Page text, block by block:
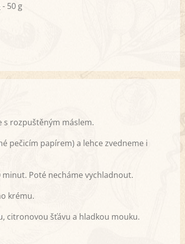
- 50 g
s rozpuštěným máslem.
pečicím papírem) a lehce zvedneme i
minut. Poté necháme vychladnout.
krému.
citronovou šťávu a hladkou mouku.